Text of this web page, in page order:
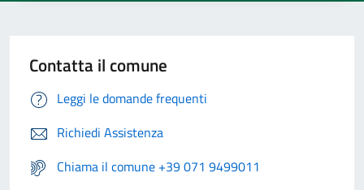
Contatta il comune
Leggi le domande frequenti
Richiedi Assistenza
Chiama il comune +39 071 9499011